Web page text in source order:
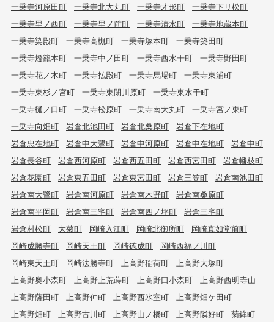
一乗寺河原田町
一乗寺北大丸町 一乗寺才形町
一乗寺下リ松町
一乗寺里ノ西町
一乗寺里ノ前町 一乗寺清水町
一乗寺地蔵本町
一乗寺染殿町
一乗寺高槻町 一乗寺塚本町
一乗寺築田町
一乗寺燈籠本町
一乗寺中ノ田町 一乗寺西水干町
一乗寺野田町
一乗寺花ノ木町
一乗寺払殿町 一乗寺馬場町
一乗寺東浦町
一乗寺東杉ノ宮町
一乗寺東閉川原町
一乗寺東水干町
一乗寺樋ノ口町
一乗寺松原町 一乗寺南大丸町
一乗寺宮ノ東町
一乗寺向畑町
岩倉北池田町 岩倉北桑原町
岩倉下在地町
岩倉忠在地町
岩倉中大鷺町 岩倉中河原町 岩倉中在地町
岩倉中町
岩倉長谷町
岩倉西河原町 岩倉西五田町 岩倉西宮田町
岩倉幡枝町
岩倉花園町
岩倉東五田町 岩倉東宮田町 岩倉三笠町
岩倉南池田町
岩倉南大鷺町
岩倉南河原町 岩倉南木野町
岩倉南桑原町
岩倉南平岡町
岩倉南三宅町 岩倉南四ノ坪町
岩倉三宅町
岩倉村松町
大菊町 岡崎入江町 岡崎北御所町
岡崎真如堂前町
岡崎成勝寺町
岡崎天王町 岡崎徳成町
岡崎西福ノ川町
岡崎東天王町
岡崎法勝寺町 上高野稲荷町
上高野大塚町
上高野奥小森町
上高野上荒蒔町 上高野口小森町
上高野西明寺山
上高野薩田町
上高野仲町 上高野西氷室町
上高野畑ケ田町
上高野畑町
上高野古川町 上高野山ノ橋町 上高野隣好町 菊鉾町